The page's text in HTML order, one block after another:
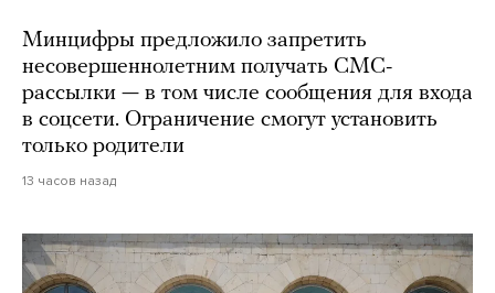
Минцифры предложило запретить
несовершеннолетним получать СМС-
рассылки — в том числе сообщения для входа
в соцсети. Ограничение смогут установить
только родители
13 часов назад